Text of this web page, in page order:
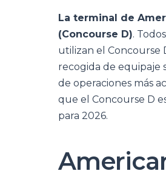
La terminal de
(Concourse D).
utilizan el Concourse
recogida de equipaje
de operaciones más
que el Concourse D
para 2026.